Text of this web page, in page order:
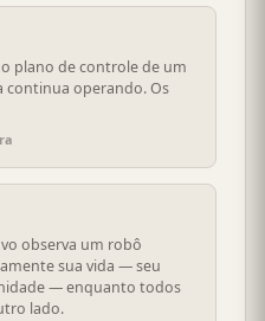
plano de controle de um
continua operando. Os
observa um robô
sua vida — seu
— enquanto todos
lado.